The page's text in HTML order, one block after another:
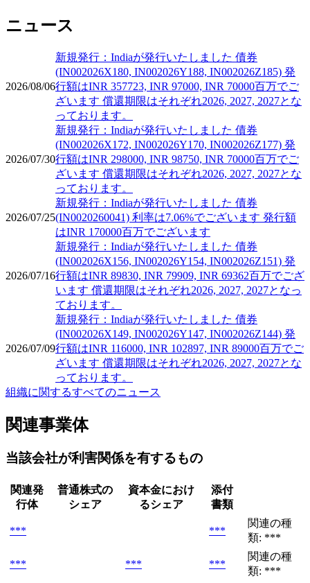
ニュース
2026/08/06
新規発行：Indiaが発行いたしました 債券
(IN002026X180, IN002026Y188, IN002026Z185) 発
行額はINR 357723, INR 97000, INR 70000百万でご
ざいます 償還期限はそれぞれ2026, 2027, 2027とな
っております。
2026/07/30
新規発行：Indiaが発行いたしました 債券
(IN002026X172, IN002026Y170, IN002026Z177) 発
行額はINR 298000, INR 98750, INR 70000百万でご
ざいます 償還期限はそれぞれ2026, 2027, 2027とな
っております。
2026/07/25
新規発行：Indiaが発行いたしました 債券
(IN0020260041) 利率は7.06%でございます 発行額
はINR 170000百万でございます
2026/07/16
新規発行：Indiaが発行いたしました 債券
(IN002026X156, IN002026Y154, IN002026Z151) 発
行額はINR 89830, INR 79909, INR 69362百万でござ
います 償還期限はそれぞれ2026, 2027, 2027となっ
ております。
2026/07/09
新規発行：Indiaが発行いたしました 債券
(IN002026X149, IN002026Y147, IN002026Z144) 発
行額はINR 116000, INR 102897, INR 89000百万でご
ざいます 償還期限はそれぞれ2026, 2027, 2027とな
っております。
組織に関するすべてのニュース
関連事業体
当該会社が利害関係を有するもの
関連発
行体
普通株式の
シェア
資本金におけ
るシェア
添付
書類
*** ***
関連の種
類: ***
*** *** ***
関連の種
類: ***